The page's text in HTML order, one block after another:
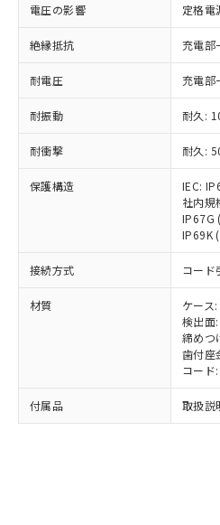
電圧の影響 定格
絶縁抵抗 充電部
耐電圧 充電部
耐振動 耐久:
耐衝撃 耐久:
保護構造
IEC:
社内規
IP67G
IP69K
接続方式 コード
材質
ケース
検出面
締めつ
歯付座
コード
付属品 取扱説
ことをご了承くだ
在庫状況および標
記載している更新
タに基づき作成さ
覧された時点での
了承ください。
正式な納期状況お
様のお取引先、ま
ムロン制御機器販
ご相談ください。
オムロン制御機器
販売ネット
在庫状況および標
示しないようお願
マイパーツ機能（
ビス）をご利用い
メンバーズにご登
お客様が当ウェブ
登録された部品リ
むを得ず変更することが
鉛(Pb) 1000ppm以下、 水銀
ミウム(Cd) 100ppm以下、
六価クロム(Cr(Ⅵ)) 1000ppm
類(PBB) 1000ppm以下、ポリ
ルベンジル（BBP） 1000ppm
（DBP） 1000ppm以下、フ
(DIBP) 1000ppm以下
但し、RoHS指令で産業用監視
フタル酸エステル類の４物質に
図的な使用がないことを確認
※2 対応予定月
部品在庫の切り替え状
月が前後することがあ
※3 非含有証明書ダ
「－」：未確認です。
い合わせください。
*中国RoHS10物質の基準値
Pb(鉛) :1000ppm、 Hg(水銀) :
Cr(Ⅵ)(六価クロム) : 1000ppm
DBP(フタル酸ジブチル) :
イソブチル) : 1000ppm、
ル) : 1000ppm、
DEHP(フタル酸ビス(2-エチル
※2 環境保護使用期
「ｅ」：有害物質（10
準値以下であることを
「10」：通常の使用状
質が外部に漏えいし、
及ぼさない年数を意味
「－」：未確認です。
い合わせください。
当社は、これら貴
為替および外国貿
（以下｢規制貨物
または国外への提
国政府の輸出許
可)を取得するな
当社は規制貨物を
全に破砕するなど
当社は貴社製品を
ル、化学兵器、生
武器並びにこれら
使用いたしません
当社は、貴社製品
場合は、上記1、
該第三者に通知し
販売先および販売
法に輸出するおそ
り引きをいたしま
一定数以上の
一定数には満
在庫なし(最
いては、お客
たはお客様担
機器販売店・
認ください)
受注生産機種
情報を公開し